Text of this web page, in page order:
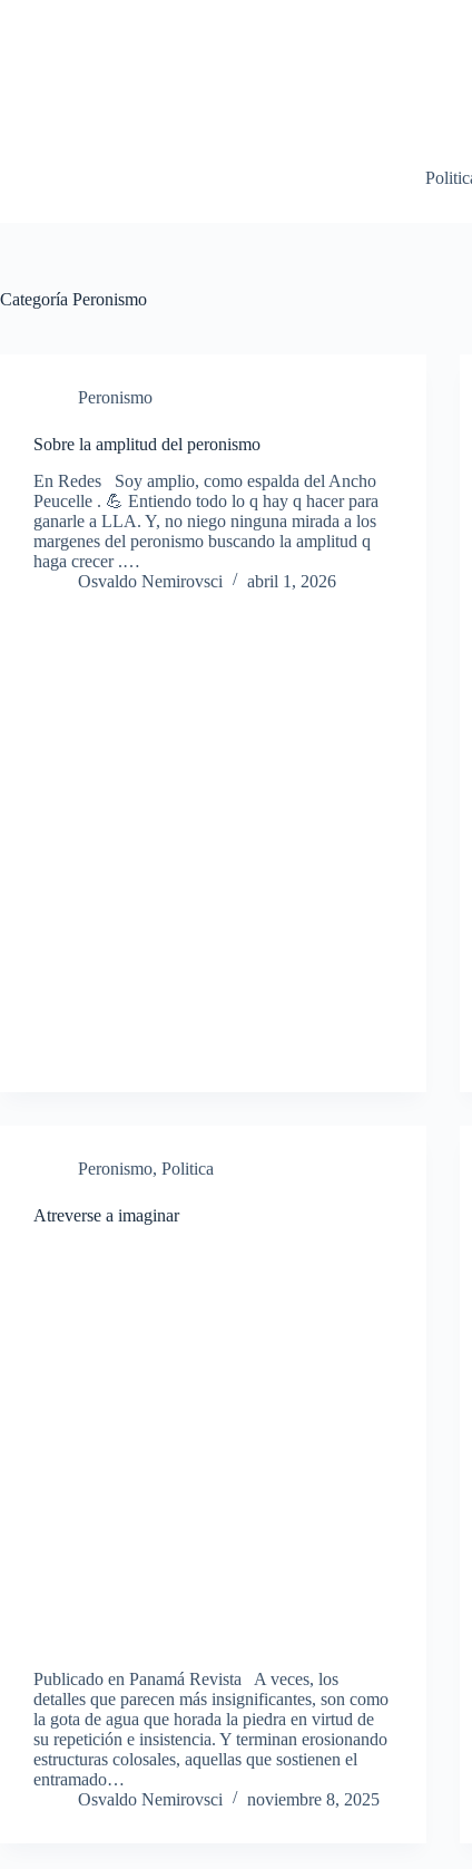
Categoría Peronismo
Peronismo
Sobre la amplitud del peronismo
En Redes Soy amplio, como espalda del Ancho
Peucelle . 💪 Entiendo todo lo q hay q hacer para
ganarle a LLA. Y, no niego ninguna mirada a los
margenes del peronismo buscando la amplitud q
haga crecer .…
Osvaldo Nemirovsci
abril 1, 2026
Peronismo, Politica
Atreverse a imaginar
Publicado en Panamá Revista A veces, los
detalles que parecen más insignificantes, son como
la gota de agua que horada la piedra en virtud de
su repetición e insistencia. Y terminan erosionando
estructuras colosales, aquellas que sostienen el
entramado…
Osvaldo Nemirovsci
noviembre 8, 2025